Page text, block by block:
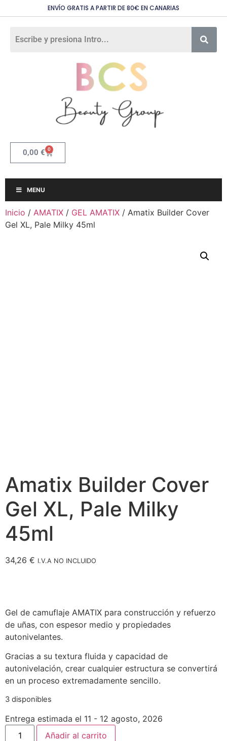
ENVÍO GRATIS A PARTIR DE 80€ EN CANARIAS
0,00 € 0
MENU
Inicio / AMATIX / GEL AMATIX / Amatix Builder Cover
Gel XL, Pale Milky 45ml
Amatix Builder Cover
Gel XL, Pale Milky
45ml
34,26 € I.V.A NO INCLUIDO
Gel de camuflaje AMATIX para construcción y refuerzo
de uñas, con espesor medio y propiedades
autonivelantes.
Gracias a su textura fluida y capacidad de
autonivelación, crear cualquier estructura se convertirá
en un proceso extremadamente sencillo.
3 disponibles
Entrega estimada el 11 - 12 agosto, 2026
Añadir al carrito